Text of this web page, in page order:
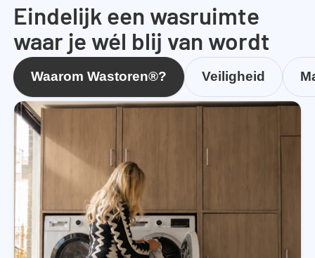
Eindelijk een wasruimte
waar je wél blij van wordt
Waarom Wastoren®? Veiligheid